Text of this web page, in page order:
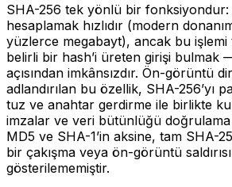
SHA-256 tek yönlü bir fonksiyondur:
hesaplamak hızlıdır (modern
yüzlerce megabayt), ancak bu
belirli bir hash’i üreten girişi bulmak
açısından imkânsızdır. Ön-görüntü
adlandırılan bu özellik, SHA-256’yı
tuz ve anahtar gerdirme ile birlikte
imzalar ve veri bütünlüğü doğrulama
MD5 ve SHA-1’in aksine, tam SHA-
bir çakışma veya ön-görüntü
gösterilememiştir.